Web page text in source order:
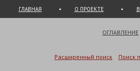
ГЛАВНАЯ О ПРОЕКТЕ
ОГЛАВЛЕНИЕ
Расширенный поиск Поиск